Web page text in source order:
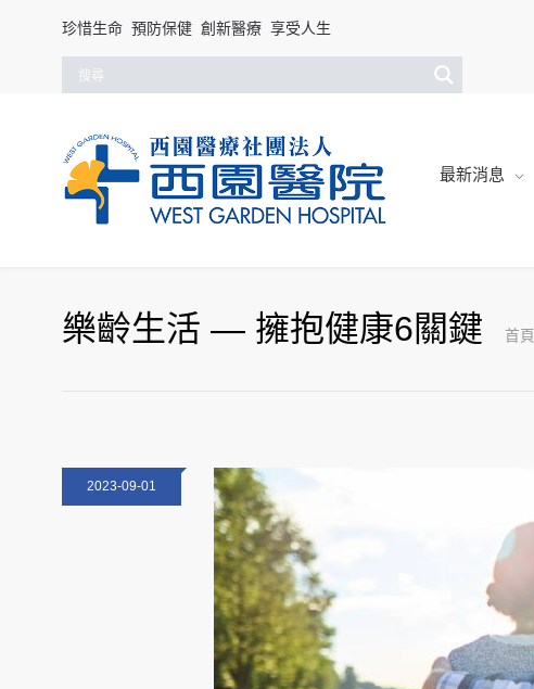
珍惜生命 預防保健 創新醫療 享受人生
最新消息
樂齡生活 — 擁抱健康6關鍵 首頁
2023-09-01